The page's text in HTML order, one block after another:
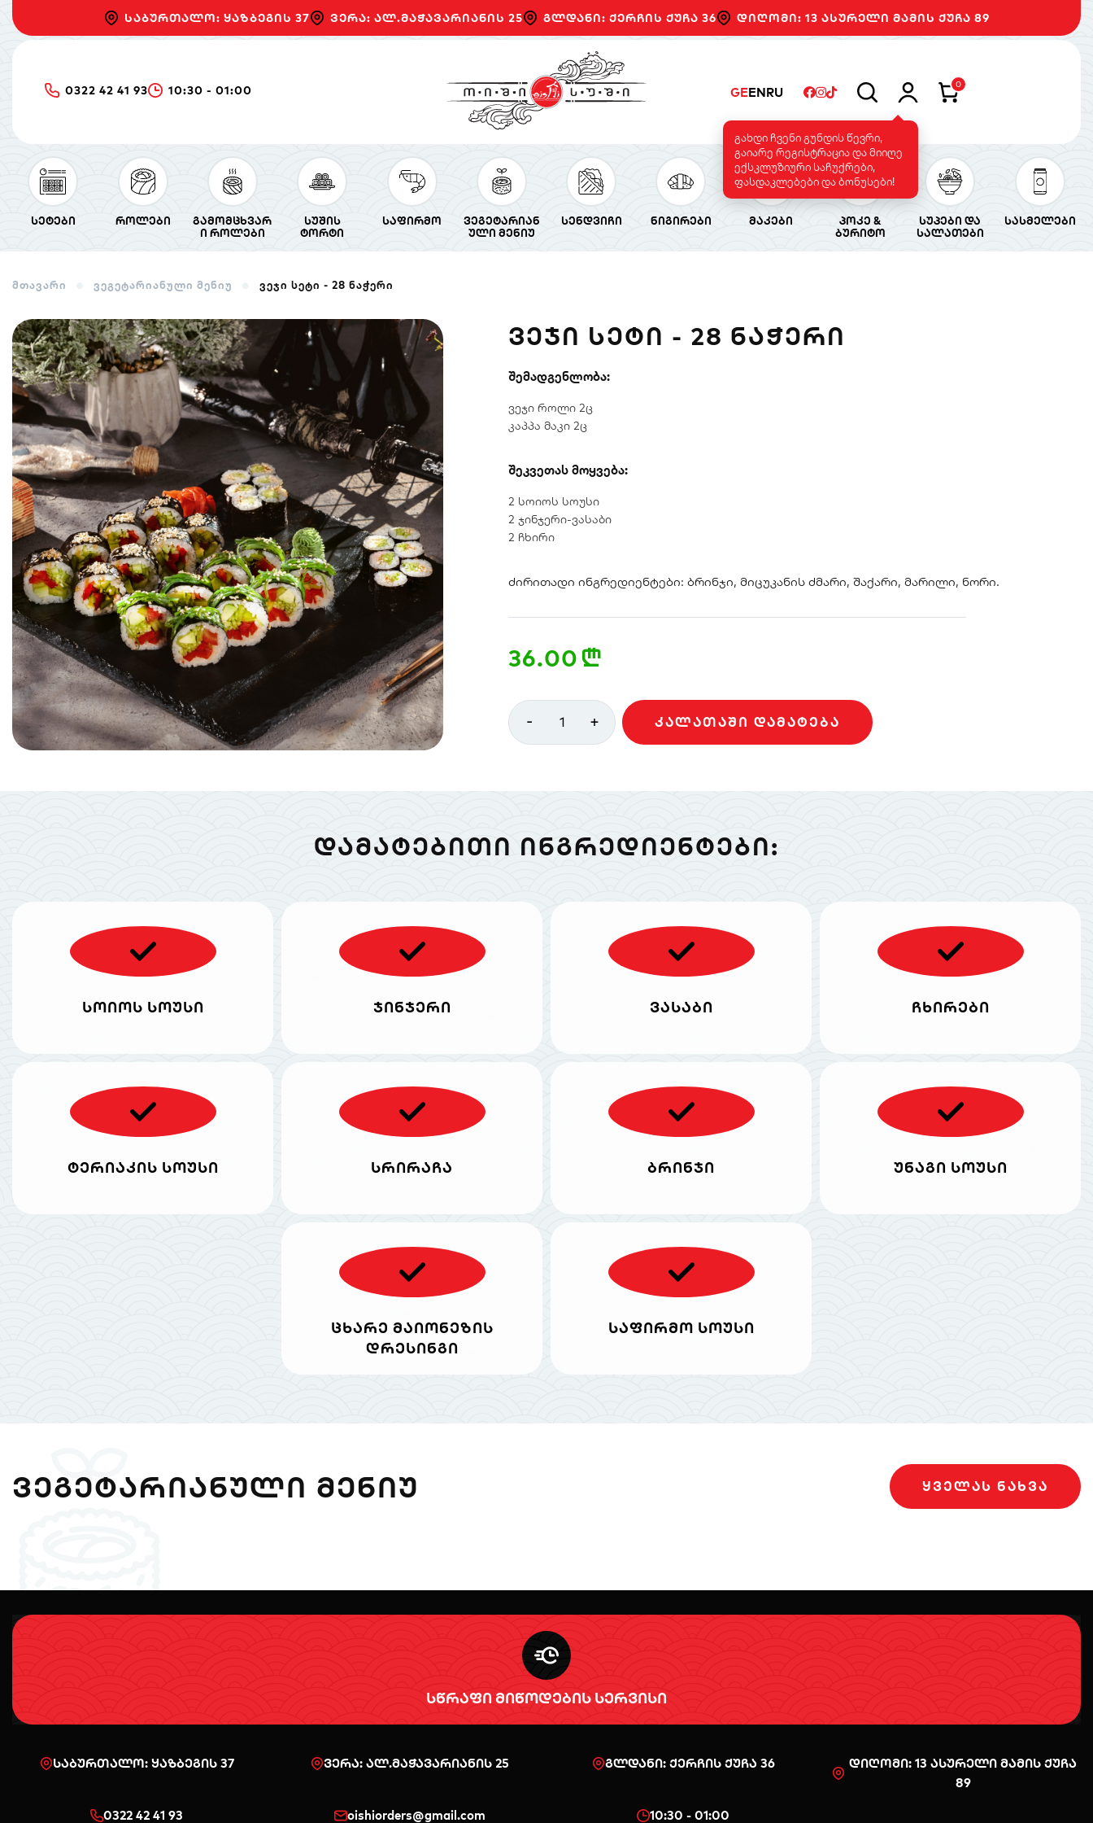
საბურთალო: ყაზბეგის 37 ვერა: ალ.მაჭავარიანის 25 გლდანი: ქერჩის ქუჩა 36 დიღომი: 13 ასურელი მამის ქუჩა 89
0322 42 41 93 10:30 - 01:00 GEENRU
გახდი ჩვენი გუნდის წევრი,
გაიარე რეგისტრაცია და მიიღე
ექსკლუზიური საჩუქრები,
ფასდაკლებები და ბონუსები!
0
სეტები როლები
გამომცხვარ
ი როლები
სუშის
ტორტი
საფირმო
ვეგეტარიან
ული მენიუ
სენდვიჩი ნიგირები მაკები
პოკე &
ბურიტო
სუპები და
სალათები
სასმელები
მთავარი ვეგეტარიანული მენიუ ვეჯი სეტი - 28 ნაჭერი
ᲕᲔᲯᲘ ᲡᲔᲢᲘ - 28 ᲜᲐᲭᲔᲠᲘ
შემადგენლობა:
ვეჯი როლი 2ც
კაპპა მაკი 2ც
შეკვეთას მოყვება:
2 სოიოს სოუსი
2 ჯინჯერი-ვასაბი
2 ჩხირი
ძირითადი ინგრედიენტები: ბრინჯი, მიცუკანის ძმარი, შაქარი, მარილი, ნორი.
36.00 n
- 1 + ᲙᲐᲚᲐᲗᲐᲨᲘ ᲓᲐᲛᲐᲢᲔᲑᲐ
ᲓᲐᲛᲐᲢᲔᲑᲘᲗᲘ ᲘᲜᲒᲠᲔᲓᲘᲔᲜᲢᲔᲑᲘ:
სოიოს სოუსი ჯინჯერი ვასაბი ჩხირები
ტერიაკის სოუსი სრირაჩა ბრინჯი უნაგი სოუსი
ცხარე მაიონეზის
დრესინგი
საფირმო სოუსი
ᲕᲔᲒᲔᲢᲐᲠᲘᲐᲜᲣᲚᲘ ᲛᲔᲜᲘᲣ ᲧᲕᲔᲚᲐᲡ ᲜᲐᲮᲕᲐ
სწრაფი მიწოდების სერვისი
საბურთალო: ყაზბეგის 37 ვერა: ალ.მაჭავარიანის 25 გლდანი: ქერჩის ქუჩა 36
დიღომი: 13 ასურელი მამის ქუჩა
89
0322 42 41 93 oishiorders@gmail.com 10:30 - 01:00